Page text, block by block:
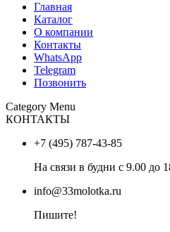
Главная
Каталог
О компании
Контакты
WhatsApp
Telegram
Позвонить
Category Menu
КОНТАКТЫ
+7 (495) 787-43-85
На связи в будни с 9.00 до
info@33molotka.ru
Пишите!